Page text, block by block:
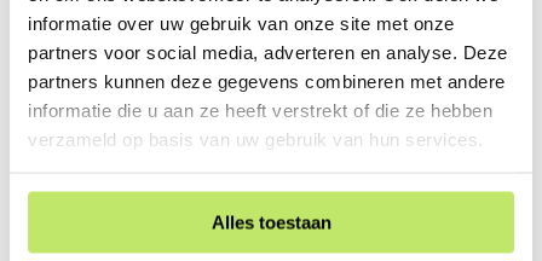
informatie over uw gebruik van onze site met onze
partners voor social media, adverteren en analyse. Deze
partners kunnen deze gegevens combineren met andere
informatie die u aan ze heeft verstrekt of die ze hebben
verzameld op basis van uw gebruik van hun services.
Alles toestaan
lichte materialen zacht oplichten, zonder koele of blauwe
gloed.
Hoe reinig ik de MINI SWAY Extra Low Pearl Grey?
Een zachte, vochtige doek is genoeg. Gebruik geen
beschadigen de grijze schijf en de polycarbonaat lens.
Omdat de lamp laag staat, haal je er af en toe blad en